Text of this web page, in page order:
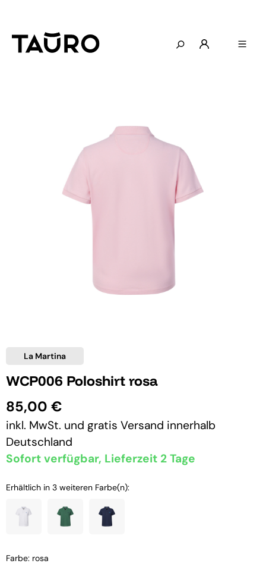
La Martina
WCP006 Poloshirt rosa
85,00 €
inkl. MwSt. und gratis Versand innerhalb
Deutschland
Sofort verfügbar, Lieferzeit 2 Tage
Erhältlich in 3 weiteren Farbe(n):
Farbe: rosa